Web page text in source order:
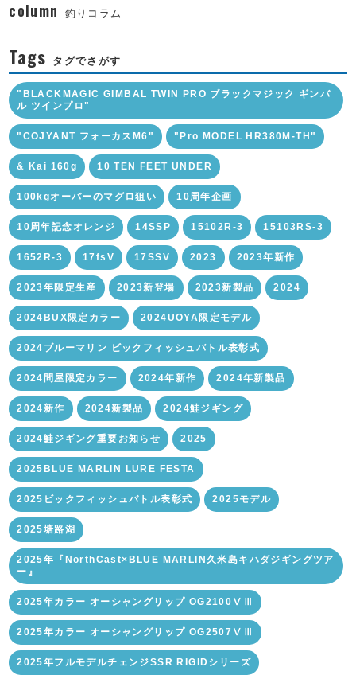
column 釣りコラム
Tags タグでさがす
"BLACKMAGIC GIMBAL TWIN PRO ブラックマジック ギンバ
ル ツインプロ"
"COJYANT フォーカスM6" "Pro MODEL HR380M-TH"
& Kai 160g 10 TEN FEET UNDER
100kgオーバーのマグロ狙い 10周年企画
10周年記念オレンジ 14SSP 15102R-3 15103RS-3
1652R-3 17fsV 17SSV 2023 2023年新作
2023年限定生産 2023新登場 2023新製品 2024
2024BUX限定カラー 2024UOYA限定モデル
2024ブルーマリン ビックフィッシュバトル表彰式
2024問屋限定カラー 2024年新作 2024年新製品
2024新作 2024新製品 2024鮭ジギング
2024鮭ジギング重要お知らせ 2025
2025BLUE MARLIN LURE FESTA
2025ビックフィッシュバトル表彰式 2025モデル
2025塘路湖
2025年『NorthCast×BLUE MARLIN久米島キハダジギングツア
ー』
2025年カラー オーシャングリップ OG2100ⅤⅢ
2025年カラー オーシャングリップ OG2507ⅤⅢ
2025年フルモデルチェンジSSR RIGIDシリーズ